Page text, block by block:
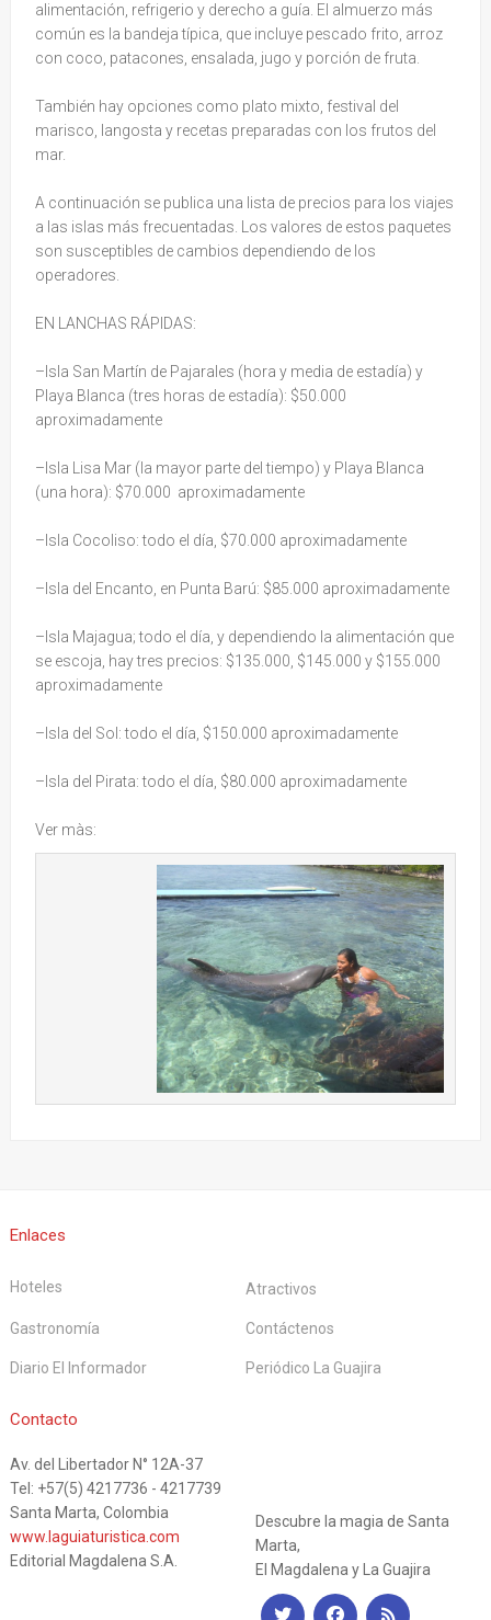
alimentación, refrigerio y derecho a guía. El almuerzo más
común es la bandeja típica, que incluye pescado frito, arroz
con coco, patacones, ensalada, jugo y porción de fruta.
También hay opciones como plato mixto, festival del
marisco, langosta y recetas preparadas con los frutos del
mar.
A continuación se publica una lista de precios para los viajes
a las islas más frecuentadas. Los valores de estos paquetes
son susceptibles de cambios dependiendo de los
operadores.
EN LANCHAS RÁPIDAS:
–Isla San Martín de Pajarales (hora y media de estadía) y
Playa Blanca (tres horas de estadía): $50.000
aproximadamente
–Isla Lisa Mar (la mayor parte del tiempo) y Playa Blanca
(una hora): $70.000 aproximadamente
–Isla Cocoliso: todo el día, $70.000 aproximadamente
–Isla del Encanto, en Punta Barú: $85.000 aproximadamente
–Isla Majagua; todo el día, y dependiendo la alimentación que
se escoja, hay tres precios: $135.000, $145.000 y $155.000
aproximadamente
–Isla del Sol: todo el día, $150.000 aproximadamente
–Isla del Pirata: todo el día, $80.000 aproximadamente
Ver màs:
Enlaces
Hoteles Atractivos
Gastronomía Contáctenos
Diario El Informador Periódico La Guajira
Contacto
Av. del Libertador N° 12A-37
Tel: +57(5) 4217736 - 4217739
Santa Marta, Colombia
www.laguiaturistica.com
Editorial Magdalena S.A.
Descubre la magia de Santa
Marta,
El Magdalena y La Guajira